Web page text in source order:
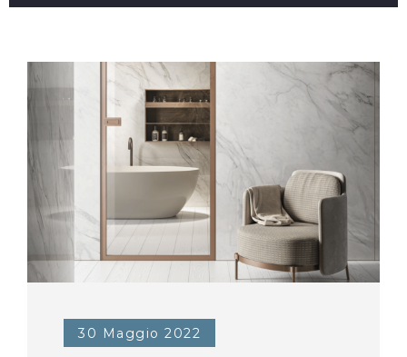
30 Maggio 2022